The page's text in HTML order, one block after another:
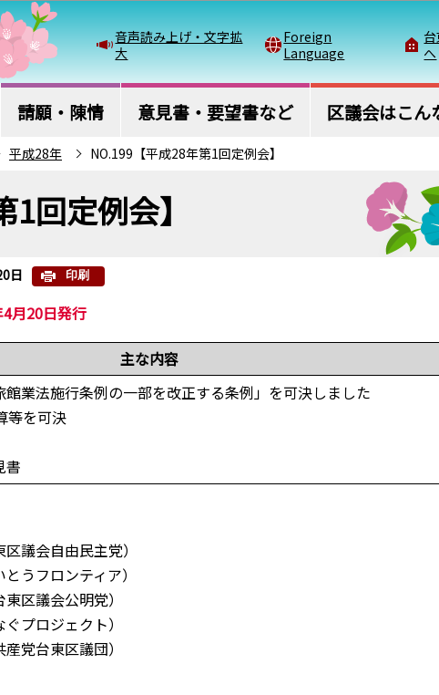
このページの本文へ移動
音声読み上げ・文字拡
大
Foreign
Language
へ
請願・陳情 意見書・要望書など 区議会はこん
平成28年 NO.199【平成28年第1回定例会】
回定例会】
日 印刷
月20日発行
主な内容
業法施行条例の一部を改正する条例」を可決しました
等を可決
書
議会自由民主党）
うフロンティア）
区議会公明党）
プロジェクト）
党台東区議団）